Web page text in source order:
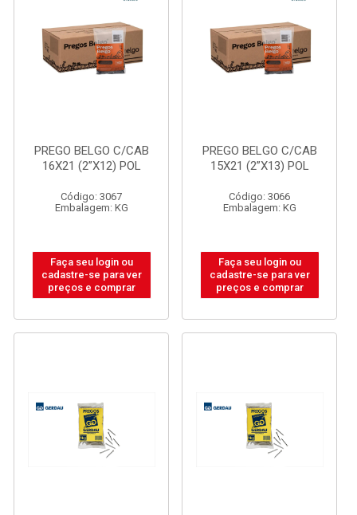
PREGO BELGO C/CAB
16X21 (2”X12) POL
Código: 3067
Embalagem: KG
Faça seu login ou
cadastre-se para ver
preços e comprar
PREGO BELGO C/CAB
15X21 (2”X13) POL
Código: 3066
Embalagem: KG
Faça seu login ou
cadastre-se para ver
preços e comprar